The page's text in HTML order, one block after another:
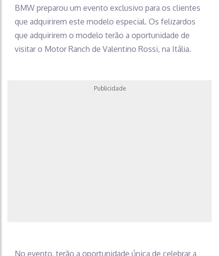
BMW preparou um evento exclusivo para os clientes
que adquirirem este modelo especial. Os felizardos
que adquirirem o modelo terão a oportunidade de
visitar o Motor Ranch de Valentino Rossi, na Itália.
Publicidade
No evento, terão a oportunidade única de celebrar a